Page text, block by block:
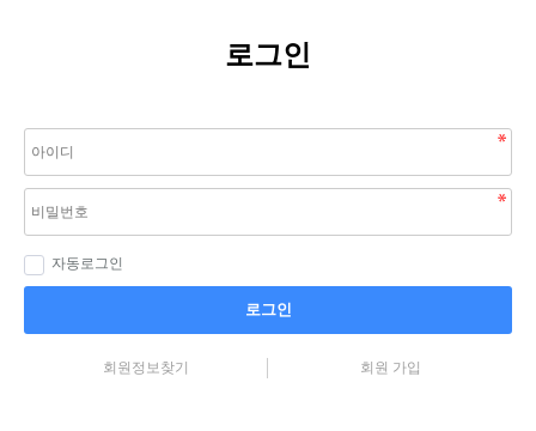
로그인
자동로그인
로그인
회원정보찾기 회원 가입